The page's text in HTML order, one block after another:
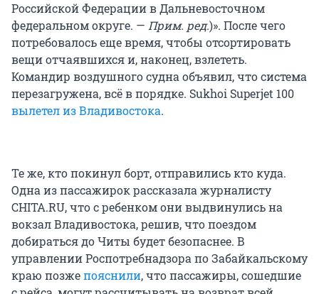
Российской Федерации в Дальневосточном
федеральном округе. — Прим. ред.)». После чего
потребовалось еще время, чтобы отсортировать
вещи отчаявшихся и, наконец, взлететь.
Командир воздушного судна объявил, что система
перезагружена, всё в порядке. Sukhoi Superjet 100
вылетел из Владивостока.
Те же, кто покинул борт, отправились кто куда.
Одна из пассажирок рассказала журналисту
CHITA.RU, что с ребенком они выдвинулись на
вокзал Владивостока, решив, что поездом
добираться до Читы будет безопаснее. В
управлении Роспотребнадзора по Забайкальскому
краю позжепояснили, что пассажиры, сошедшие